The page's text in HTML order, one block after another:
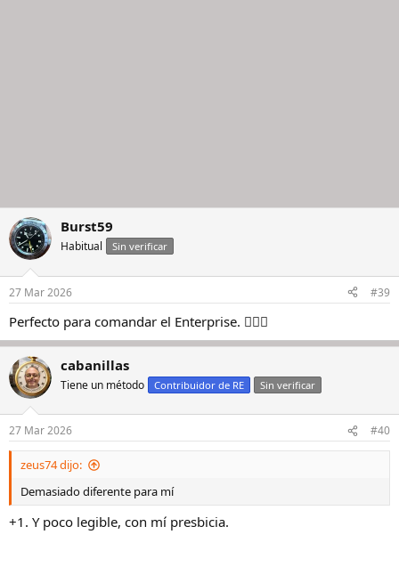
Burst59
Habitual Sin verificar
27 Mar 2026 #39
Perfecto para comandar el Enterprise. 👍🏻🙂
cabanillas
Tiene un método Contribuidor de RE Sin verificar
27 Mar 2026 #40
zeus74 dijo:
Demasiado diferente para mí
+1. Y poco legible, con mí presbicia.